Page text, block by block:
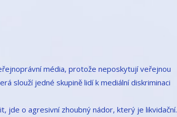
média, protože neposkytují veřejnou
slouží jedné skupině lidí k mediální diskriminaci
jde o agresivní zhoubný nádor, který je likvidační.